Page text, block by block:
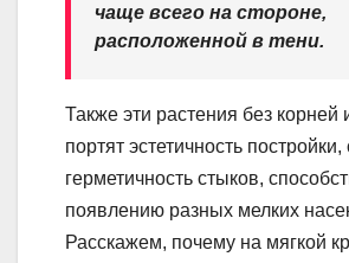
чаще всего на стороне,
расположенной в тени.
Также эти растения без корней
портят эстетичность
герметичность стыков,
появлению разных мелких
Расскажем, почему на мягкой